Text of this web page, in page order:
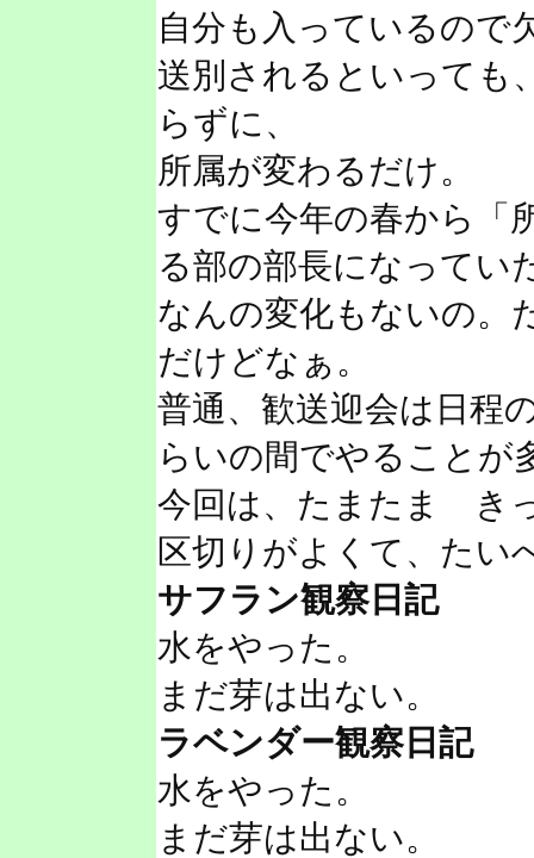
自分も入っているので
送別されるといっても
らずに、
所属が変わるだけ。
すでに今年の春から「
る部の部長になってい
なんの変化もないの。
だけどなぁ。
普通、歓送迎会は日程
らいの間でやることが
今回は、たまたま き
区切りがよくて、たい
サフラン観察日記
水をやった。
まだ芽は出ない。
ラベンダー観察日記
水をやった。
まだ芽は出ない。